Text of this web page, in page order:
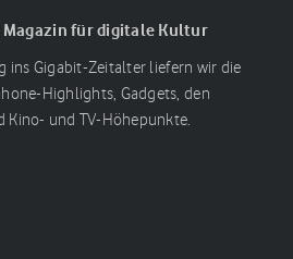
für digitale Kultur
ins Gigabit-Zeitalter liefern wir die
Highlights, Gadgets, den
Kino- und TV-Höhepunkte.